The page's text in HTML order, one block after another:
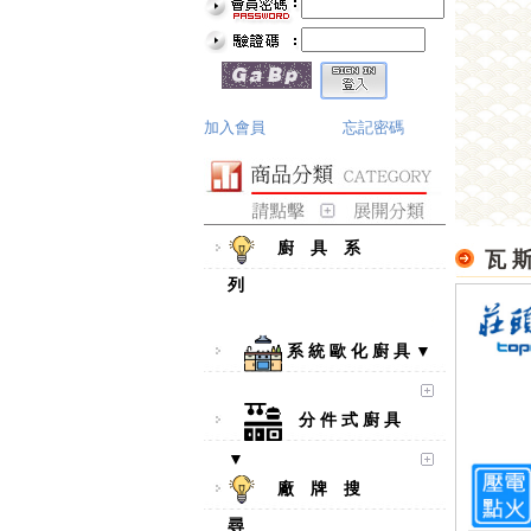
加入會員 忘記密碼
廚 具 系
列
系 統 歐 化 廚 具 ▼
分 件 式 廚 具
▼
廠 牌 搜
尋
瓦